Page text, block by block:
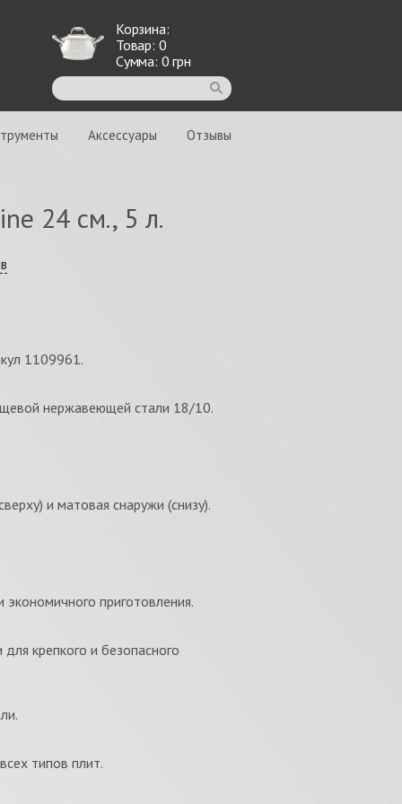
Корзина:
Товар: 0
Сумма: 0 грн
Аксессуары Отзывы
24 см., 5 л.
1109961.
нержавеющей стали 18/10.
и матовая снаружи (снизу).
приготовления.
крепкого и безопасного
типов плит.